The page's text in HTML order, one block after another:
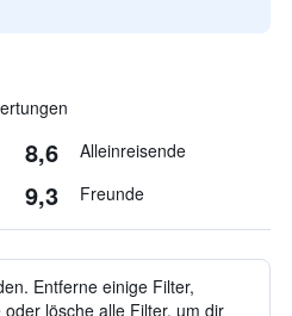
8,6 Alleinreisende
9,3 Freunde
Entferne einige Filter,
lösche alle Filter, um dir